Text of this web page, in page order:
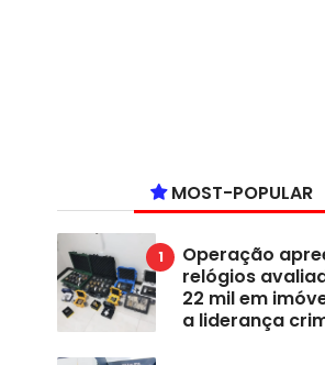
MOST-POPULAR
Operação
relógios
22 mil em
a liderança